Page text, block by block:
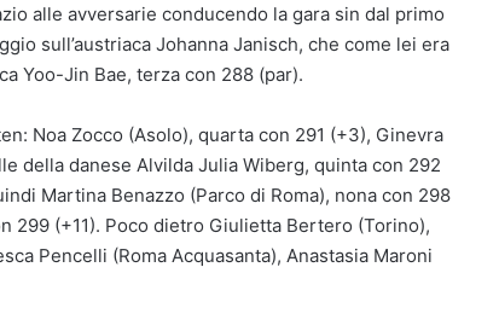
alle avversarie conducendo la gara sin dal primo
sull’austriaca Johanna Janisch, che come lei era
Yoo-Jin Bae, terza con 288 (par).
Noa Zocco (Asolo), quarta con 291 (+3), Ginevra
della danese Alvilda Julia Wiberg, quinta con 292
Martina Benazzo (Parco di Roma), nona con 298
299 (+11). Poco dietro Giulietta Bertero (Torino),
Pencelli (Roma Acquasanta), Anastasia Maroni